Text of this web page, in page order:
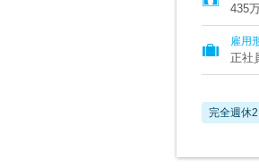
435
雇用
正社
完全週休